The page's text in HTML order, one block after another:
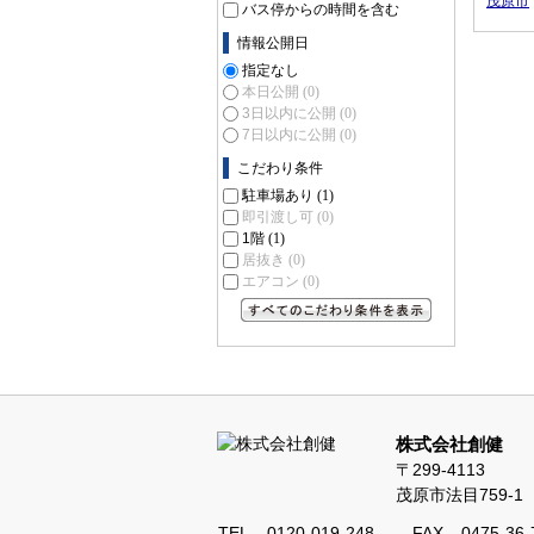
バス停からの時間を含む
情報公開日
指定なし
本日公開 (0)
3日以内に公開 (0)
7日以内に公開 (0)
こだわり条件
駐車場あり (1)
即引渡し可 (0)
1階 (1)
居抜き (0)
エアコン (0)
株式会社創健
〒299-4113
茂原市法目759-1